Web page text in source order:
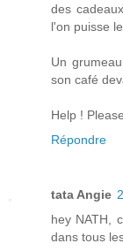
des
l'on puisse
Un
son café
Help !
Répondre
tata Angie
hey NATH,
dans tous